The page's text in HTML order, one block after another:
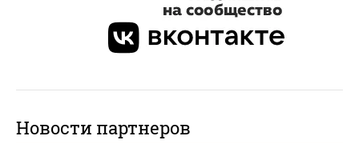
Новости партнеров